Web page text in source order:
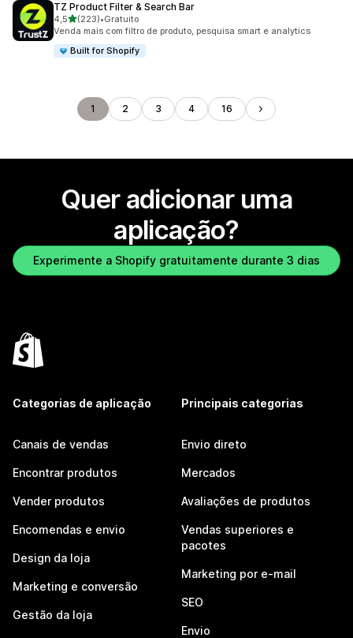
TZ Product Filter & Search Bar
4,5de 5 estrelas
(223)
223 total de avaliações
•Gratuito
Venda mais com filtro de produto, pesquisa smart e analytics
Built for Shopify
1 2 3 4 16
Quer adicionar uma
aplicação?
Experimente a Shopify gratuitamente durante 3 dias
Categorias de aplicação
Canais de vendas
Encontrar produtos
Vender produtos
Encomendas e envio
Design da loja
Marketing e conversão
Gestão da loja
Principais categorias
Envio direto
Mercados
Avaliações de produtos
Vendas superiores e
pacotes
Marketing por e-mail
SEO
Envio